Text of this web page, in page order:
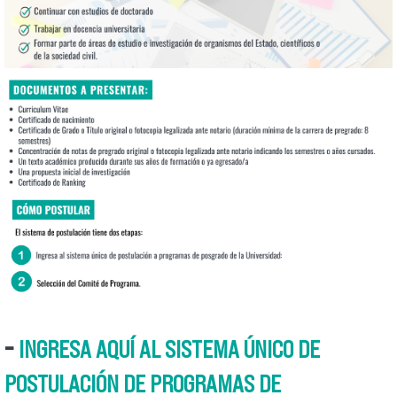
2.png
- INGRESA AQUÍ AL SISTEMA ÚNICO DE
POSTULACIÓN DE PROGRAMAS DE